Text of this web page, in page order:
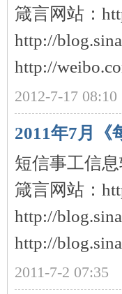
州
箴言网站：
http://
http://
2012-7-17 08:10
2011年7月《
短信事工信
箴言网站：
http://
http://
2011-7-2 07:35